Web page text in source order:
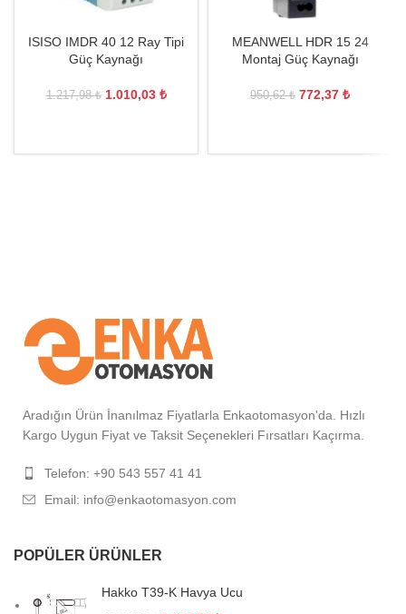
ISISO IMDR 40 12 Ray Tipi
Güç Kaynağı
1.217,98₺ 1.010,03 ₺
MEANWELL HDR 15 24
Montaj Güç Kaynağı
950,62₺ 772,37 ₺
Aradığın Ürün İnanılmaz Fiyatlarla Enkaotomasyon'da. Hızlı
Kargo Uygun Fiyat ve Taksit Seçenekleri Fırsatları Kaçırma.
Telefon: +90 543 557 41 41
Email: info@enkaotomasyon.com
POPÜLER ÜRÜNLER
Hakko T39-K Havya Ucu